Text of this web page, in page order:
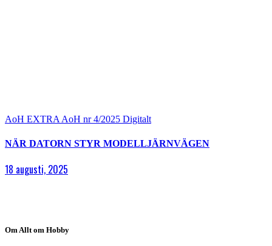
AoH EXTRAAoH nr 4/2025 Digitalt
NÄR DATORN STYR MODELLJÄRNVÄGEN
18 augusti, 2025
Om Allt om Hobby